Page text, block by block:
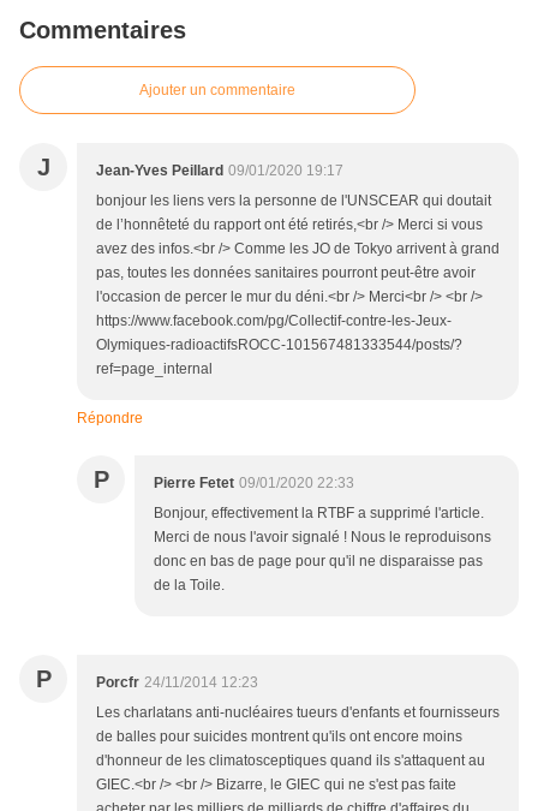
Commentaires
Ajouter un commentaire
J Jean-Yves Peillard 09/01/2020 19:17
bonjour les liens vers la personne de l'UNSCEAR qui doutait
de l’honnêteté du rapport ont été retirés,<br /> Merci si vous
avez des infos.<br /> Comme les JO de Tokyo arrivent à grand
pas, toutes les données sanitaires pourront peut-être avoir
l'occasion de percer le mur du déni.<br /> Merci<br /> <br />
https://www.facebook.com/pg/Collectif-contre-les-Jeux-
Olymiques-radioactifsROCC-101567481333544/posts/?
ref=page_internal
Répondre
P Pierre Fetet 09/01/2020 22:33
Bonjour, effectivement la RTBF a supprimé l'article.
Merci de nous l'avoir signalé ! Nous le reproduisons
donc en bas de page pour qu'il ne disparaisse pas
de la Toile.
P Porcfr 24/11/2014 12:23
Les charlatans anti-nucléaires tueurs d'enfants et fournisseurs
de balles pour suicides montrent qu'ils ont encore moins
d'honneur de les climatosceptiques quand ils s'attaquent au
GIEC.<br /> <br /> Bizarre, le GIEC qui ne s'est pas faite